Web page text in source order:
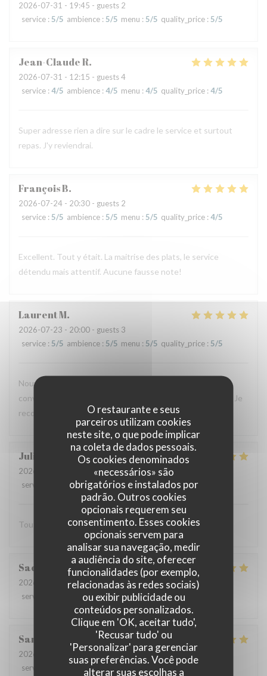
O restaurante e seus
parceiros utilizam cookies
neste site, o que pode implicar
na coleta de dados pessoais.
Os cookies denominados
«necessários» são
obrigatórios e instalados por
padrão. Outros cookies
opcionais requerem seu
consentimento. Esses cookies
opcionais servem para
analisar sua navegação, medir
a audiência do site, oferecer
funcionalidades (por exemplo,
relacionadas às redes sociais)
ou exibir publicidade ou
conteúdos personalizados.
Clique em 'OK, aceitar tudo',
'Recusar tudo' ou
'Personalizar' para gerenciar
suas preferências. Você pode
alterar suas escolhas a
2026-07-31 - 19:45 - guests 2
service : 5/5 ambience : 5/5 menu : 5/5 quality_price : 5/5
Jean-ClaudeR
2026-07-31 - 12:15 - guests 4
service : 4/5 ambience : 4/5 menu : 4/5 quality_price : 4/5
Super adresse rien a dire sur le cadre le service et surtout
repas. J'y reviendrai.
FrançoisB
2026-07-24 - 20:30 - guests 2
service : 5/5 ambience : 5/5 menu : 5/5 quality_price : 4/5
Excellent. Tout y était. La maitrise des plats, le service
détendu mais attentif. Aucune fausse note!
LaurentM
2026-07-23 - 20:00 - guests 3
service : 5/5 ambience : 5/5 menu : 5/5 quality_price : 5/5
Nouvelle expérience hier, et le résultat est toujours aussi
convaincant : plats savoureux, personnel aux petits soins. Je
recommande vivement !
Julien
2026-07-16
- 20:00 - guests 2
service
ambience:5/5 menu:5/5 quality_price
Tout est excellent Beaucoup de goût et de saveur
Sacha
2026-07-15
- 13:00 - guests 3
service
ambience: 5/5 menu:5/5 quality_price
Sandrine
2026-07-09
- 12:30 - guests 6
service
ambience quality_price